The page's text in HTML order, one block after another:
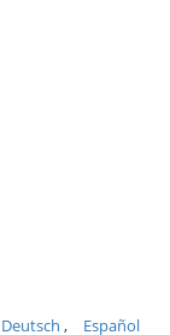
Deutsch Español